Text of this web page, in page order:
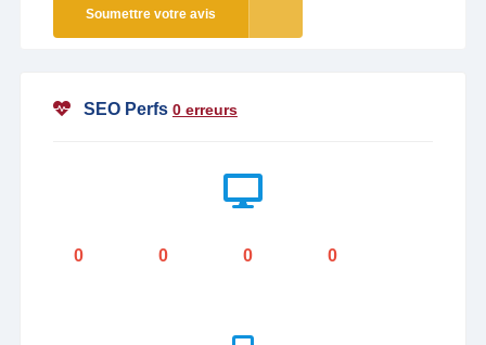
Soumettre votre avis
SEO Perfs 0 erreurs
0 0 0 0